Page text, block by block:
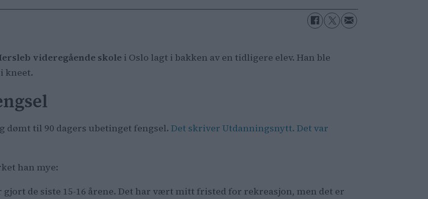
videregående skole i Oslo lagt i bakken av en tidligere elev. Han ble
kneet.
dømt til 90 dagers ubetinget fengsel.Det skriver Utdanningsnytt. Det var
han mye:
de siste 15-16 årene. Det har vært mitt fristed for rekreasjon, men det er